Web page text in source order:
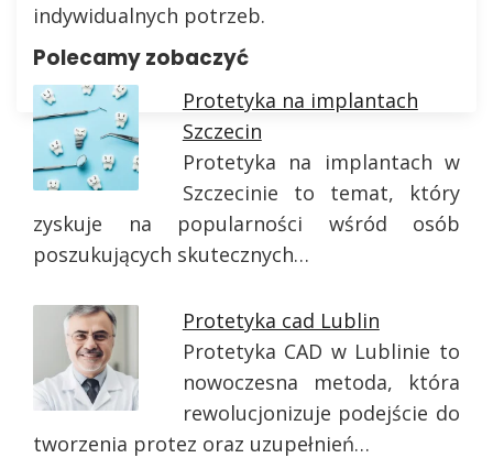
indywidualnych potrzeb.
Polecamy zobaczyć
Protetyka na implantach
Szczecin
Protetyka na implantach w
Szczecinie to temat, który
zyskuje na popularności wśród osób
poszukujących skutecznych…
Protetyka cad Lublin
Protetyka CAD w Lublinie to
nowoczesna metoda, która
rewolucjonizuje podejście do
tworzenia protez oraz uzupełnień…